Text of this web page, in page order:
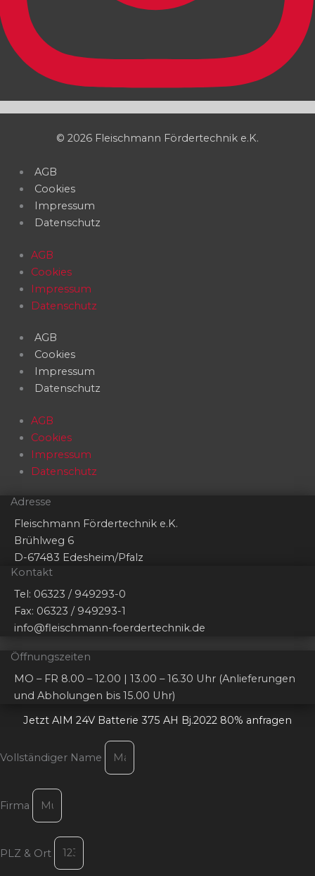
© 2026 Fleischmann Fördertechnik e.K.
AGB
Cookies
Impressum
Datenschutz
AGB
Cookies
Impressum
Datenschutz
AGB
Cookies
Impressum
Datenschutz
AGB
Cookies
Impressum
Datenschutz
Adresse
Fleischmann Fördertechnik e.K.
Brühlweg 6
D-67483 Edesheim/Pfalz
Kontakt
Tel: 06323 / 949293-0
Fax: 06323 / 949293-1
info@fleischmann-foerdertechnik.de
Öffnungszeiten
MO – FR 8.00 – 12.00 | 13.00 – 16.30 Uhr (Anlieferungen
und Abholungen bis 15.00 Uhr)
Jetzt AIM 24V Batterie 375 AH Bj.2022 80% anfragen
Vollständiger Name
Firma
PLZ & Ort